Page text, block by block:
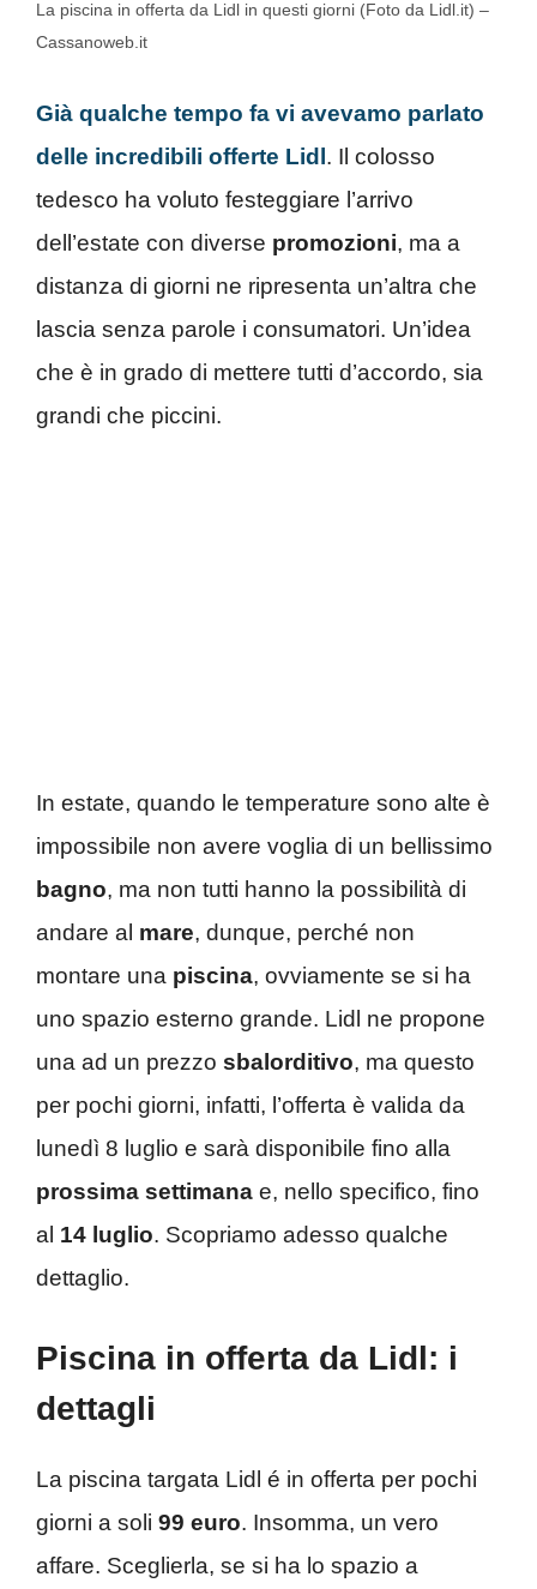
La piscina in offerta da Lidl in questi giorni (Foto da Lidl.it) –
Cassanoweb.it
Già qualche tempo fa vi avevamo parlato
delle incredibili offerte Lidl . Il colosso
tedesco ha voluto festeggiare l’arrivo
dell’estate con diverse promozioni, ma a
distanza di giorni ne ripresenta un’altra che
lascia senza parole i consumatori. Un’idea
che è in grado di mettere tutti d’accordo, sia
grandi che piccini.
In estate, quando le temperature sono alte è
impossibile non avere voglia di un bellissimo
bagno, ma non tutti hanno la possibilità di
andare al mare, dunque, perché non
montare una piscina, ovviamente se si ha
uno spazio esterno grande. Lidl ne propone
una ad un prezzo sbalorditivo, ma questo
per pochi giorni, infatti, l’offerta è valida da
lunedì 8 luglio e sarà disponibile fino alla
prossima settimana e, nello specifico, fino
al 14 luglio. Scopriamo adesso qualche
dettaglio.
Piscina in offerta da Lidl: i
dettagli
La piscina targata Lidl é in offerta per pochi
giorni a soli 99 euro. Insomma, un vero
affare. Sceglierla, se si ha lo spazio a